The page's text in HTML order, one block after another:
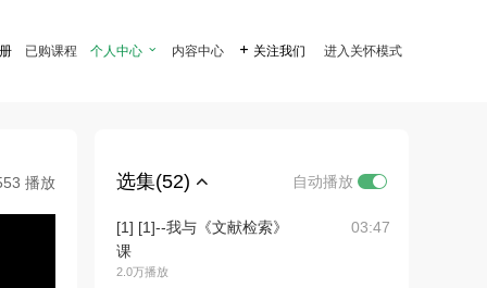
已购课程 个人中心  内容中心  关注我们 进入关怀模式
播放 选集(52) 自动播放
[1] [1]--我与《文献检索》
课
2.0万播放
03:47